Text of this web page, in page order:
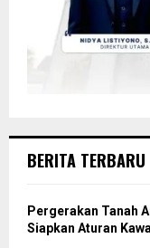
BERITA TERBARU
Pergerakan Tanah
Siapkan Aturan